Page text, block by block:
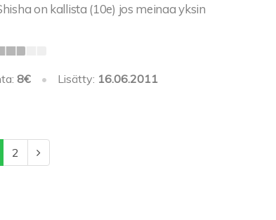
on kallista (10e) jos meinaa yksin
8€ • Lisätty: 16.06.2011
2